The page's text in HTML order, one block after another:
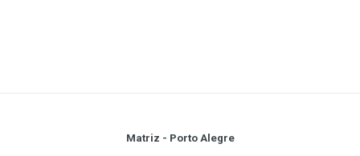
Your Name
Matriz - Porto Alegre